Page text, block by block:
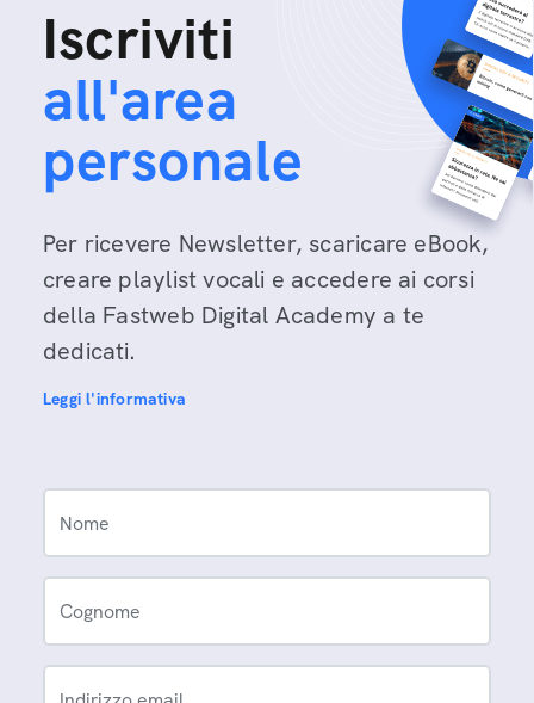
Iscriviti
all'area
personale
Per ricevere Newsletter, scaricare eBook,
creare playlist vocali e accedere ai corsi
della Fastweb Digital Academy a te
dedicati.
Leggi l'informativa
Nome
Cognome